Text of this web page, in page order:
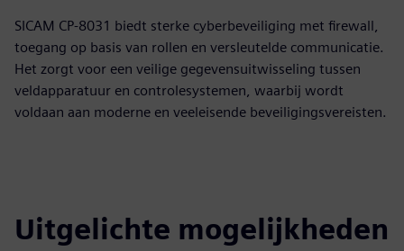
SICAM CP-8031 biedt sterke cyberbeveiliging met firewall,
toegang op basis van rollen en versleutelde communicatie.
Het zorgt voor een veilige gegevensuitwisseling tussen
veldapparatuur en controlesystemen, waarbij wordt
voldaan aan moderne en veeleisende beveiligingsvereisten.
Uitgelichte mogelijkheden